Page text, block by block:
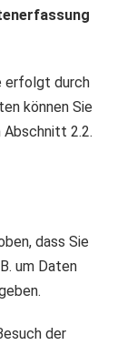
erfolgt durch
können Sie
2.2.
dass Sie
um Daten
der